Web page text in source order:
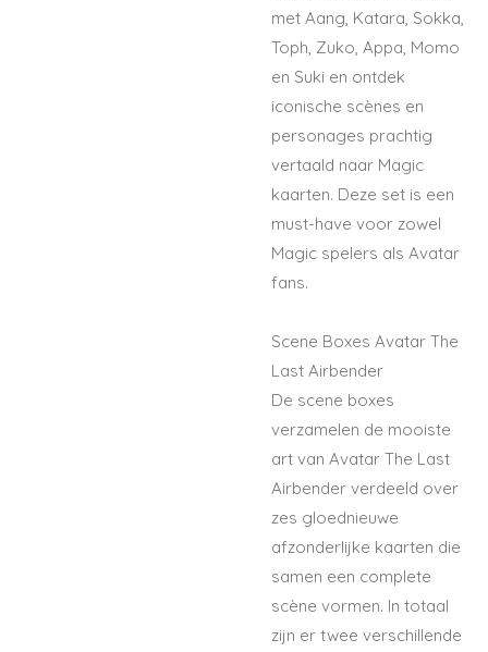
met Aang, Katara, Sokka,
Toph, Zuko, Appa, Momo
en Suki en ontdek
iconische scènes en
personages prachtig
vertaald naar Magic
kaarten. Deze set is een
must-have voor zowel
Magic spelers als Avatar
fans.
Scene Boxes Avatar The
Last Airbender
De scene boxes
verzamelen de mooiste
art van Avatar The Last
Airbender verdeeld over
zes gloednieuwe
afzonderlijke kaarten die
samen een complete
scène vormen. In totaal
zijn er twee verschillende